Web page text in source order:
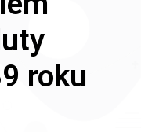
roku